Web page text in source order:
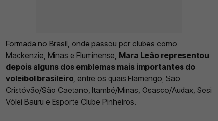
Formada no Brasil, onde passou por clubes como
Mackenzie, Minas e Fluminense, Mara Leão representou
depois alguns dos emblemas mais importantes do
voleibol brasileiro, entre os quais Flamengo, São
Cristóvão/São Caetano, Itambé/Minas, Osasco/Audax, Sesi
Vólei Bauru e Esporte Clube Pinheiros.